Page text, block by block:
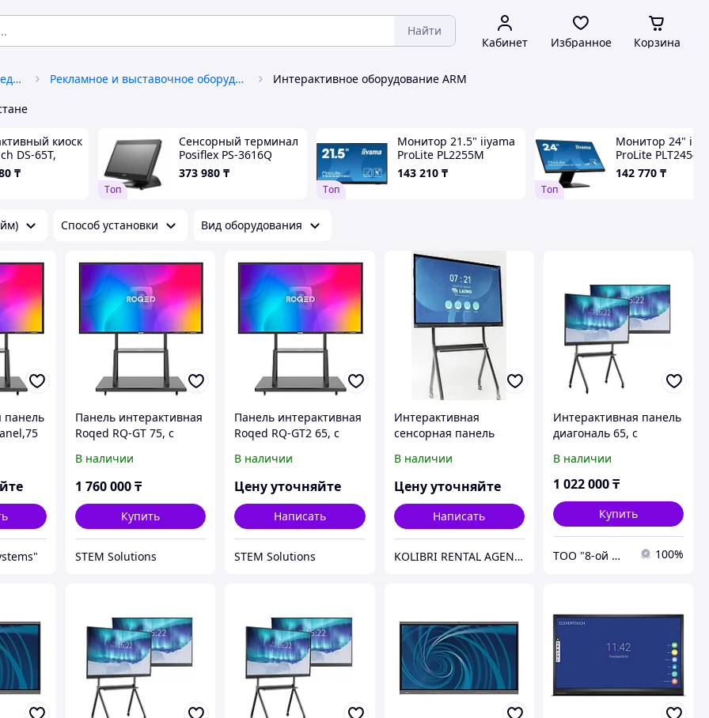
Найти
Кабинет Избранное Корзина
Оборудование и товары для предоставления услуг Рекламное и выставочное оборудование, материалы
Интерактивное оборудование ARM
киоск
DS-65T,
₸
Tоп
Сенсорный терминал
Posiflex PS-3616Q
(15,6" PCAP touch
panel, Intel J3455, 4GB
373 980 ₸
Tоп
Монитор 21.5" iiyama
ProLite PL2255M
T2255MSC-B1
143 210 ₸
Tоп
Монитор 24"
ProLite PLT2454M
T2454MSC-B1AG
142 770 ₸
Способ установки Вид оборудования
панель Панель интерактивная
Roqed RQ-GT 75, с
ПО для уроков Roqed
science в комплекте
В наличии
1 760 000₸
Купить
STEM Solutions
Панель интерактивная
Roqed RQ-GT2 65, с
ПО для уроков Roqed
science в комплекте
В наличии
Цену уточняйте
Написать
STEM Solutions
Интерактивная
сенсорная панель
В наличии
Цену уточняйте
Написать
KOLIBRI RENTAL AGENCY
Интерактивная панель
диагональ 65, с
В наличии
1 022 000₸
Купить
ТОО "8-ой Миллионер" 100%